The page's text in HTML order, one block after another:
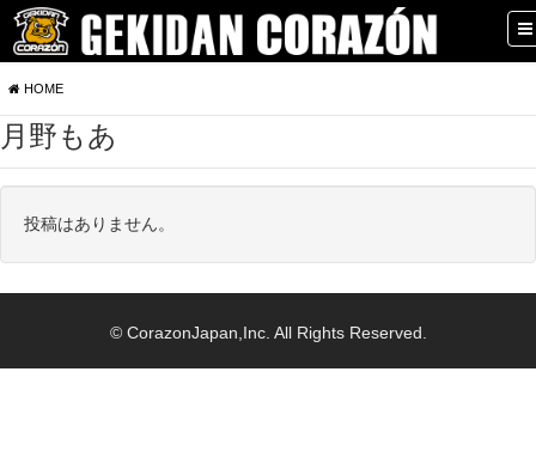
HOME
月野もあ
投稿はありません。
© CorazonJapan,Inc. All Rights Reserved.